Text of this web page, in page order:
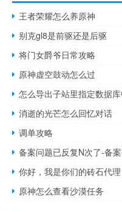
王者荣耀怎么养原神
别克gl8是前驱还是后驱
将门女爵爷日常攻略
原神虚空鼓动怎么过
怎么导出子站里指定数据
消逝的光芒怎么回忆对话
调单攻略
备案问题已反复N次了-备
你好，我是你们的砖石代理
原神怎么查看沙漠任务